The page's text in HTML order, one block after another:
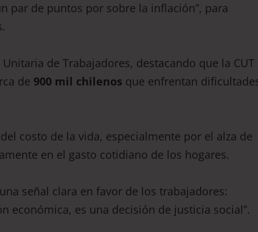
par de puntos por sobre la inflación”, para
de Trabajadores, destacando que la CUT
de 900 mil chilenos que enfrentan
costo de la vida, especialmente por el alza de
en el gasto cotidiano de los hogares.
señal clara en favor de los trabajadores:
económica, es una decisión de justicia social”.